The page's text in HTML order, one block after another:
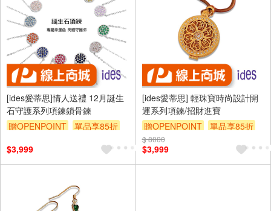
[ides愛蒂思]情人送禮 12月誕生
石守護系列項鍊鎖骨鍊
贈OPENPOINT
單品享85折
$3,999
[ides愛蒂思] 輕珠寶時尚設計開
運系列項鍊/招財進寶
贈OPENPOINT
單品享85折
$ 8000
$3,999